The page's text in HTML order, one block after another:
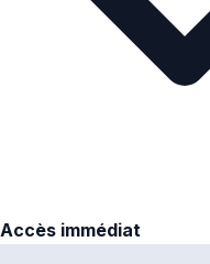
Accès immédiat